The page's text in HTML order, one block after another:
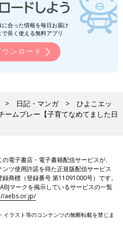
合った情報を毎日お届け
長く使える無料アプリ
ンロード
日記・マンガ
ひよこエッ
ームプレー【子育てなめてました日
電子書店・電子書籍配信サービスが、
ツ使用許諾を得た正規版配信サービス
商標（登録番号 第11091000号）です。
マークを掲示しているサービスの一覧
aebs.or.jp/
ラスト等のコンテンツの無断転載を禁じま